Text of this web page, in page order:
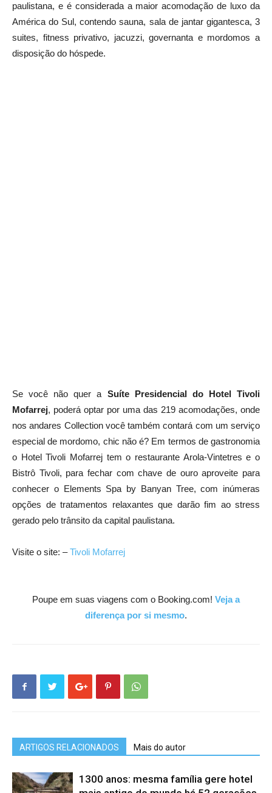
paulistana, e é considerada a maior acomodação de luxo da
América do Sul, contendo sauna, sala de jantar gigantesca, 3
suites, fitness privativo, jacuzzi, governanta e mordomos a
disposição do hóspede.
Se você não quer a Suíte Presidencial do Hotel Tivoli
Mofarrej, poderá optar por uma das 219 acomodações, onde
nos andares Collection você também contará com um serviço
especial de mordomo, chic não é? Em termos de gastronomia
o Hotel Tivoli Mofarrej tem o restaurante Arola-Vintetres e o
Bistrô Tivoli, para fechar com chave de ouro aproveite para
conhecer o Elements Spa by Banyan Tree, com inúmeras
opções de tratamentos relaxantes que darão fim ao stress
gerado pelo trânsito da capital paulistana.
Visite o site: –Tivoli Mofarrej
Poupe em suas viagens com o Booking.com! Veja a
diferença por si mesmo.
ARTIGOS RELACIONADOS Mais do autor
1300 anos: mesma família gere hotel